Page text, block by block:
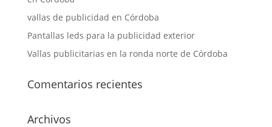
vallas de publicidad en Córdoba
Pantallas leds para la publicidad exterior
Vallas publicitarias en la ronda norte de Córdoba
Comentarios recientes
Archivos